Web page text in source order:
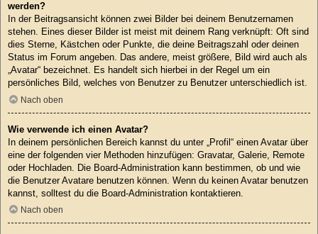
werden?
In der Beitragsansicht können zwei Bilder bei deinem Benutzernamen
stehen. Eines dieser Bilder ist meist mit deinem Rang verknüpft: Oft sind
dies Sterne, Kästchen oder Punkte, die deine Beitragszahl oder deinen
Status im Forum angeben. Das andere, meist größere, Bild wird auch als
„Avatar“ bezeichnet. Es handelt sich hierbei in der Regel um ein
persönliches Bild, welches von Benutzer zu Benutzer unterschiedlich ist.
Nach oben
Wie verwende ich einen Avatar?
In deinem persönlichen Bereich kannst du unter „Profil“ einen Avatar über
eine der folgenden vier Methoden hinzufügen: Gravatar, Galerie, Remote
oder Hochladen. Die Board-Administration kann bestimmen, ob und wie
die Benutzer Avatare benutzen können. Wenn du keinen Avatar benutzen
kannst, solltest du die Board-Administration kontaktieren.
Nach oben